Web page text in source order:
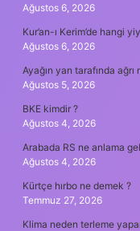
Ağustos 6, 2026
Kur’an-ı Kerim’de hangi
Ağustos 6, 2026
Ayağın yan tarafında ağrı
Ağustos 5, 2026
BKE kimdir ?
Ağustos 4, 2026
Arabada RS ne anlama
Ağustos 4, 2026
Kürtçe hırbo ne demek ?
Temmuz 27, 2026
Klima neden terleme